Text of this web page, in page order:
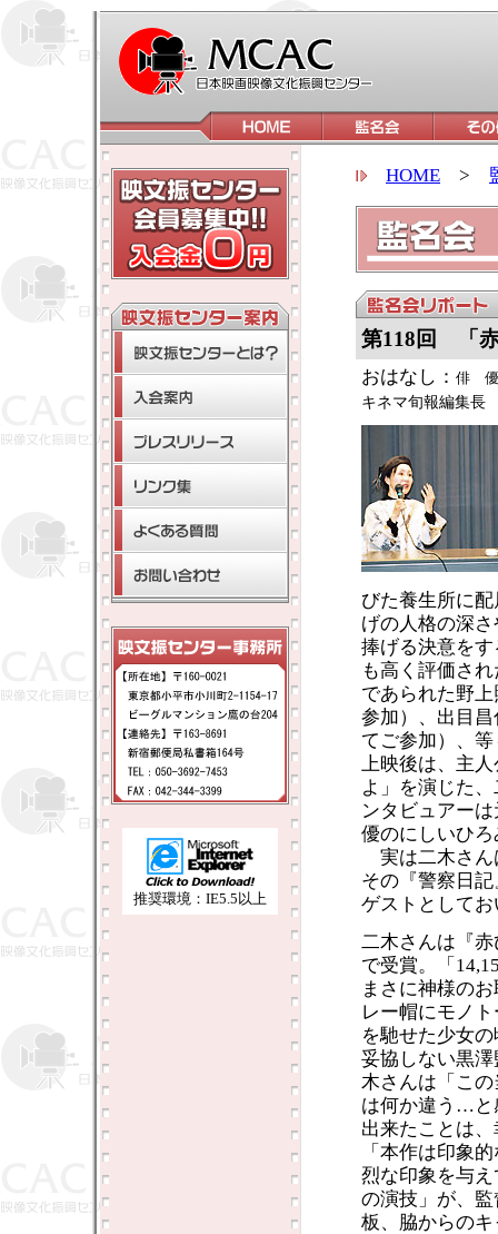
推奨環境：IE5.5以上
HOME >
第118回 「
おはなし： 俳 優
キネマ旬報編集長
びた養生所に
げの人格の深
捧げる決意を
も高く評価さ
であられた野
参加）、出目
てご参加）、
上映後は、主
よ」を演じた
ンタビュアー
優のにしいひ
実は二木さん
その『警察日
ゲストとして
二木さんは『
で受賞。「
まさに神様の
レー帽にモノ
を馳せた少女
妥協しない黒
木さんは「こ
は何か違う…と
出来たことは
「本作は印象
烈な印象を与
の演技」が、
板、脇からの